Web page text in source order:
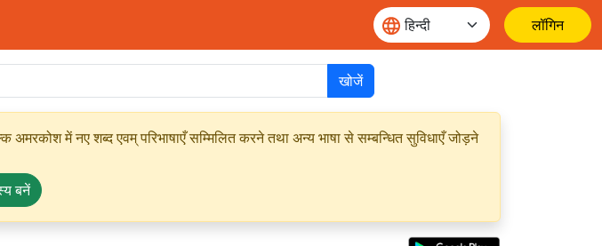
लॉगिन
खोजें
में नए शब्द एवम् परिभाषाएँ सम्मिलित करने तथा अन्य भाषा से सम्बन्धित सुविधाएँ जोड़ने
बनें